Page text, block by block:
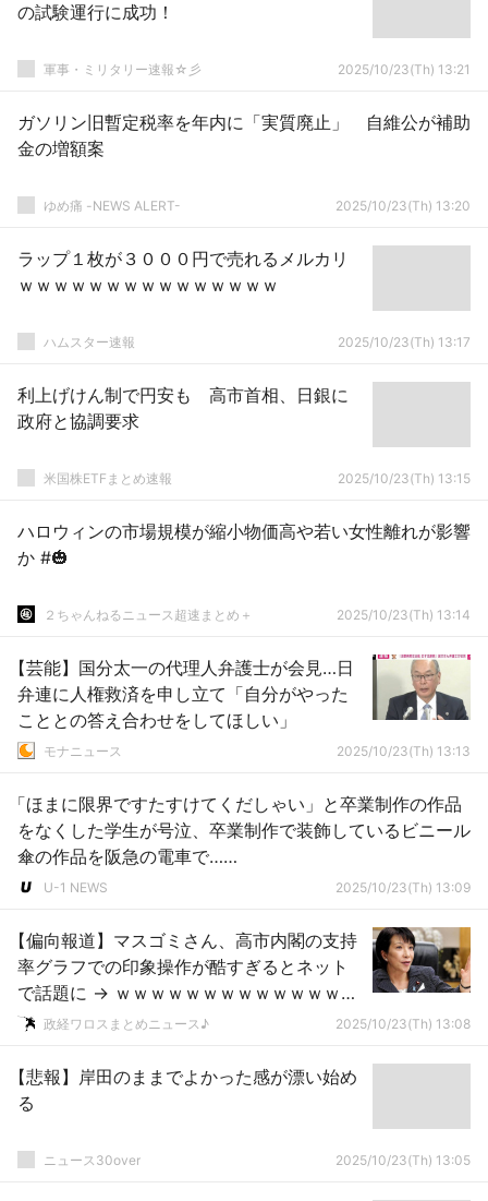
の試験運行に成功！
軍事・ミリタリー速報☆彡 2025/10/23(Th) 13:21
ガソリン旧暫定税率を年内に「実質廃止」 自維公が補助
金の増額案
ゆめ痛 -NEWS ALERT- 2025/10/23(Th) 13:20
ラップ１枚が３０００円で売れるメルカリ
ｗｗｗｗｗｗｗｗｗｗｗｗｗｗｗ
ハムスター速報 2025/10/23(Th) 13:17
利上げけん制で円安も 高市首相、日銀に
政府と協調要求
米国株ETFまとめ速報 2025/10/23(Th) 13:15
ハロウィンの市場規模が縮小物価高や若い女性離れが影響
か #🎃
２ちゃんねるニュース超速まとめ＋ 2025/10/23(Th) 13:14
【芸能】国分太一の代理人弁護士が会見…日
弁連に人権救済を申し立て「自分がやった
こととの答え合わせをしてほしい」
モナニュース 2025/10/23(Th) 13:13
「ほまに限界ですたすけてくだしゃい」と卒業制作の作品
をなくした学生が号泣、卒業制作で装飾しているビニール
傘の作品を阪急の電車で……
U-1 NEWS 2025/10/23(Th) 13:09
【偏向報道】マスゴミさん、高市内閣の支持
率グラフでの印象操作が酷すぎるとネット
で話題に → ｗｗｗｗｗｗｗｗｗｗｗｗｗｗ
ｗｗｗｗｗｗｗｗｗ
政経ワロスまとめニュース♪ 2025/10/23(Th) 13:08
【悲報】岸田のままでよかった感が漂い始め
る
ニュース30over 2025/10/23(Th) 13:05